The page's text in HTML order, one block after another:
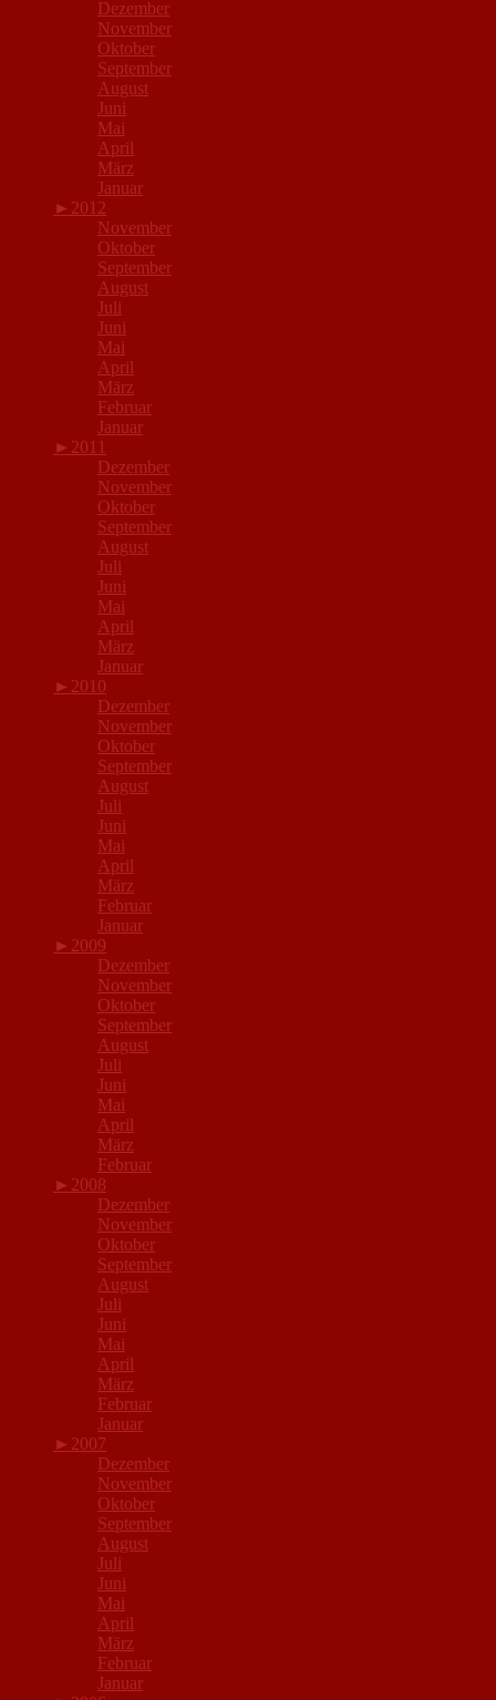
Dezember
November
Oktober
September
August
Juni
Mai
April
März
Januar
► 2012
November
Oktober
September
August
Juli
Juni
Mai
April
März
Februar
Januar
► 2011
Dezember
November
Oktober
September
August
Juli
Juni
Mai
April
März
Januar
► 2010
Dezember
November
Oktober
September
August
Juli
Juni
Mai
April
März
Februar
Januar
► 2009
Dezember
November
Oktober
September
August
Juli
Juni
Mai
April
März
Februar
► 2008
Dezember
November
Oktober
September
August
Juli
Juni
Mai
April
März
Februar
Januar
► 2007
Dezember
November
Oktober
September
August
Juli
Juni
Mai
April
März
Februar
Januar